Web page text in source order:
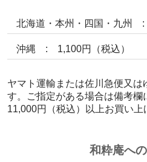
北海道・本州・四国・九州 :
沖縄 : 1,100円（税込）
ヤマト運輸または佐川急便又は
す。ご指定がある場合は備考欄
11,000円（税込）以上お買い上
和粋庵へ